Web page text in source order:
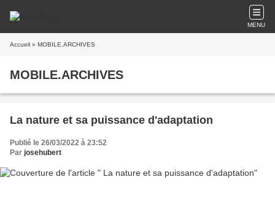
MENU
Accueil » MOBILE.ARCHIVES
MOBILE.ARCHIVES
La nature et sa puissance d'adaptation
Publié le 26/03/2022 à 23:52
Par josehubert